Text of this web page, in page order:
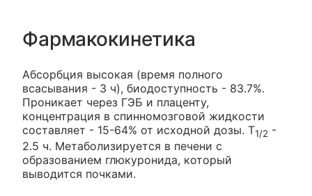
Фармакокинетика
Абсорбция высокая (время полного
всасывания - 3 ч), биодоступность - 83.7%.
Проникает через ГЭБ и плаценту,
концентрация в спинномозговой жидкости
составляет - 15-64% от исходной дозы. T1/2 -
2.5 ч. Метаболизируется в печени с
образованием глюкуронида, который
выводится почками.